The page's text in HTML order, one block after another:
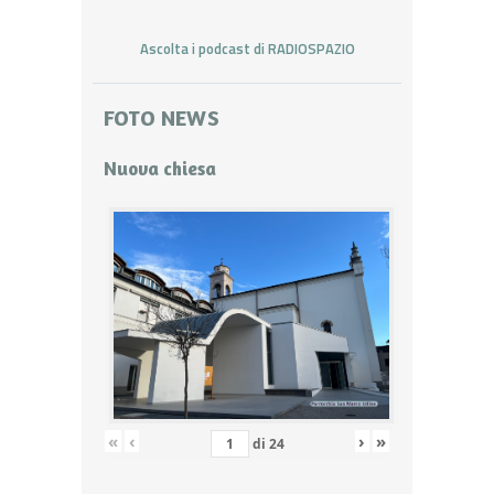
Ascolta i podcast di RADIOSPAZIO
FOTO NEWS
Nuova chiesa
« ‹ di 24 › »